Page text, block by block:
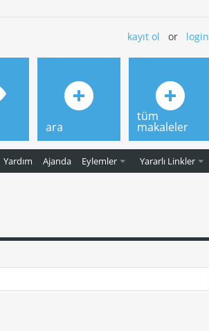
kayıt ol or login
Yardım Ajanda Eylemler Yararlı Linkler
ara
tüm
makaleler